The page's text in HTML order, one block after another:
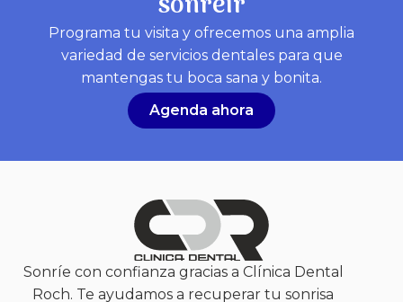
Programa tu visita y ofrecemos una amplia
variedad de servicios dentales para que
mantengas tu boca sana y bonita.
Agenda ahora
Sonríe con confianza gracias a Clínica Dental
Roch. Te ayudamos a recuperar tu sonrisa